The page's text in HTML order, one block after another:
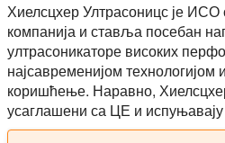
Хиелсцхер Ултрасоницс је
компанија и ставља посебан
ултрасоникаторе високих
најсавременијом технологијом
коришћење. Наравно,
усаглашени са ЦЕ и